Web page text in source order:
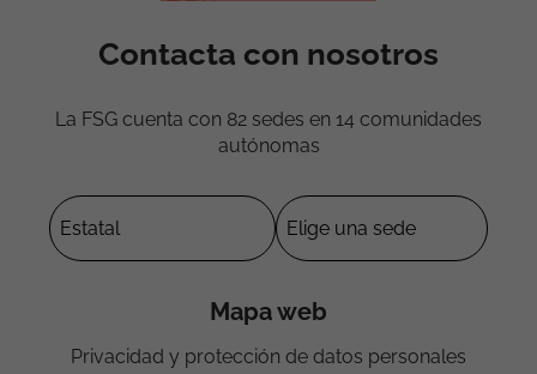
Contacta con nosotros
La FSG cuenta con 82 sedes en 14 comunidades
autónomas
Mapa web
Privacidad y protección de datos personales